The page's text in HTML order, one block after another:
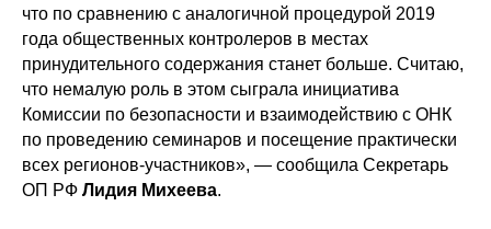
что по сравнению с аналогичной процедурой 2019
года общественных контролеров в местах
принудительного содержания станет больше. Считаю,
что немалую роль в этом сыграла инициатива
Комиссии по безопасности и взаимодействию с ОНК
по проведению семинаров и посещение практически
всех регионов-участников», — сообщила Секретарь
ОП РФ Лидия Михеева.